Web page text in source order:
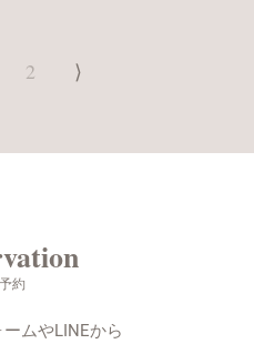
2 ⟩
約
ムやLINEから